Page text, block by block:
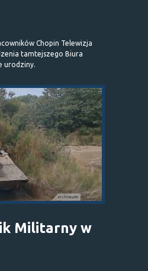
Chopin Telewizja
tamtejszego Biura
urodziny.
Militarny w